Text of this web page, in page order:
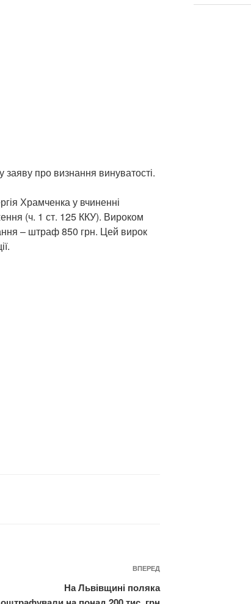
про визнання винуватості.
Храмченка у вчиненні
(ч. 1 ст. 125 ККУ). Вироком
– штраф 850 грн. Цей вирок
Наступний
запис
ВПЕРЕД
На Львівщині поляка